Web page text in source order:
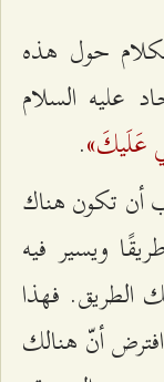
حول هذه
عليه السلام
عَلَيكَ».
أن تكون هناك
ويسير فيه
الطريق. فهذا
أنّ هنالك